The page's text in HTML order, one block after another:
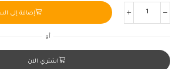
إضافة إلى
أو
اشتري الان